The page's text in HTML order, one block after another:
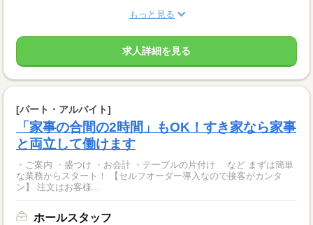
もっと見る
求人詳細を見る
[パート・アルバイト]
「家事の合間の2時間」もOK！すき家なら家事
と両立して働けます
・ご案内 ・盛つけ ・お会計 ・テーブルの片付け など まずは簡単
な業務からスタート！ 【セルフオーダー導入なので接客がカンタ
ン】 注文はお客様...
ホールスタッフ